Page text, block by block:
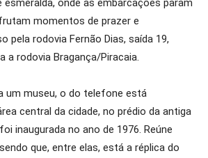
esmeralda, onde as embarcações param
momentos de prazer e
pela rodovia Fernão Dias, saída 19,
a rodovia Bragança/Piracaia.
um museu, o do telefone está
central da cidade, no prédio da antiga
inaugurada no ano de 1976. Reúne
que, entre elas, está a réplica do